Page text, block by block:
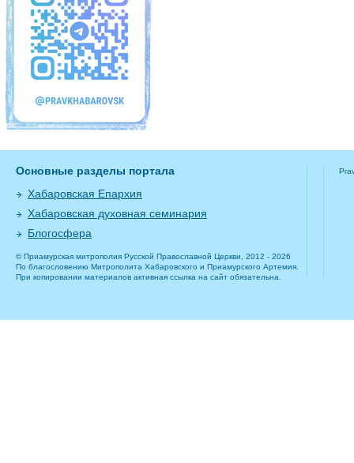
Основные разделы портала
Хабаровская Епархия
Хабаровская духовная семинария
Блогосфера
© Приамурская митрополия Русской Православной Церкви, 2012 - 2026
По благословению Митрополита Хабаровского и Приамурского Артемия.
При копировании материалов активная ссылка на сайт обязательна.